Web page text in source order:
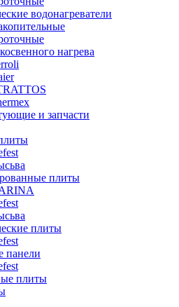
водонагреватели
нагрева
и запчасти
плиты
плиты
панели
плиты